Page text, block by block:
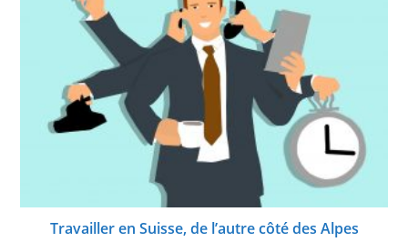
Travailler en Suisse, de l’autre côté des Alpes